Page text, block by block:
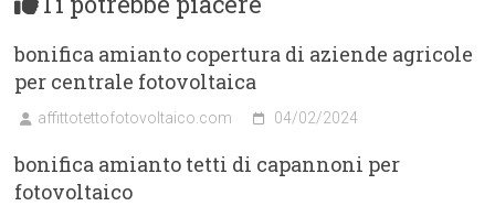
bonifica amianto copertura di aziende agricole
per centrale fotovoltaica
affittotettofotovoltaico.com 04/02/2024
bonifica amianto tetti di capannoni per
fotovoltaico